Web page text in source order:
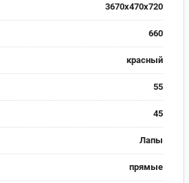
3670х470х720
660
красный
55
45
Лапы
прямые